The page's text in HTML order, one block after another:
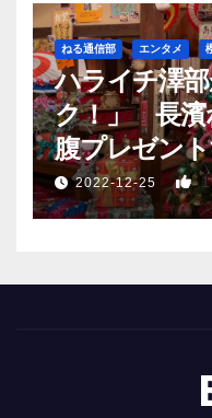
ねる通信部 エンタメ
ハライチ澤
ク！」 長濱
腹プレゼン
2022-12-25 1